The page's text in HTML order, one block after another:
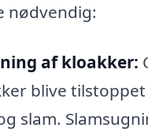
nødvendig:
af kloakker:
blive
slam.